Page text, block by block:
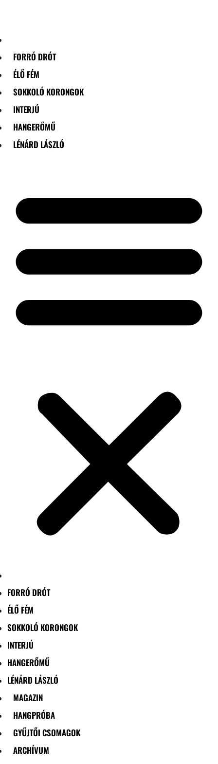
FORRÓ DRÓT
ÉLŐ FÉM
SOKKOLÓ KORONGOK
INTERJÚ
HANGERŐMŰ
LÉNÁRD LÁSZLÓ
FORRÓ DRÓT
ÉLŐ FÉM
SOKKOLÓ KORONGOK
INTERJÚ
HANGERŐMŰ
LÉNÁRD LÁSZLÓ
MAGAZIN
HANGPRÓBA
GYŰJTŐI CSOMAGOK
ARCHÍVUM